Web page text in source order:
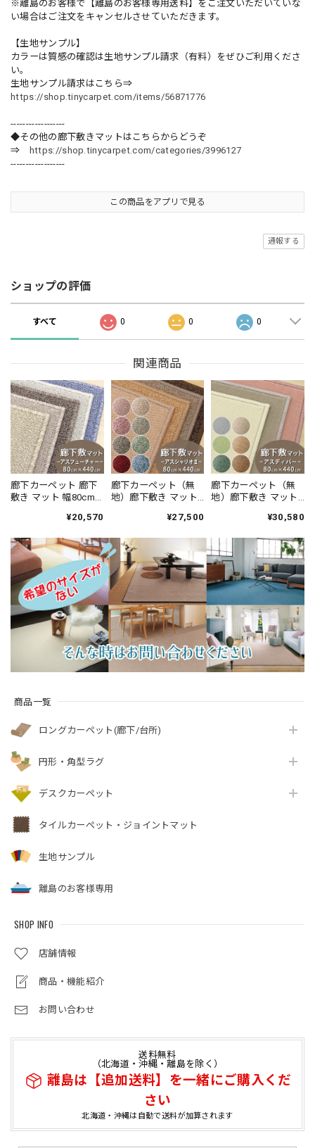
商品一覧
ロングカーペット(廊下/台所)
円形・角型ラグ
デスクカーペット
タイルカーペット・ジョイントマット
生地サンプル
離島のお客様専用
SHOP INFO
店舗情報
商品・機能紹介
お問い合わせ
送料無料
（北海道・沖縄・離島を除く）
離島は【追加送料】を一緒にご購入くだ
さい
北海道・沖縄は自動で送料が加算されます
※離島のお客様で【離島のお客様専用送料】をご注文いただいていな
い場合はご注文をキャンセルさせていただきます。
【生地サンプル】
カラーは質感の確認は生地サンプル請求（有料）をぜひご利用くださ
い。
生地サンプル請求はこちら⇒
https://shop.tinycarpet.com/items/56871776
------------------
◆その他の廊下敷きマットはこちらからどうぞ
⇒
https://shop.tinycarpet.com/categories/3996127
------------------
この商品をアプリで見る
通報する
ショップの評価
すべて 0 0 0
関連商品
廊下カーペット 廊下
敷き マット 幅80cm×
全の「SEK 抗ウイル
加工」雰囲気のある
杢調 無地 ループタイ
プ 全5色 防炎ラベル
付『アスフューチャ
ー/FUT』
¥20,570
廊下カーペット（無
地）廊下敷き マット
薄型タイプでドアに
高い耐久性と強力な
はっ水・はつ油性の
防汚ラグ 防炎ラベル
付『アスシャリオ
2/CRO』
¥27,500
廊下カーペット（無
地）廊下敷き マット
高い耐久性と強力な
防汚 ナイロンカーペ
ット 防炎ラベル付
『アスディパ
ー/DIP』
¥30,580